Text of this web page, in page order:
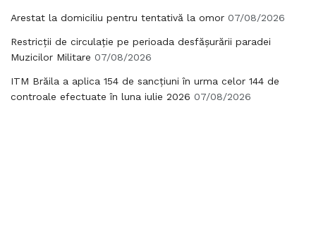
Arestat la domiciliu pentru tentativă la omor 07/08/2026
Restricții de circulație pe perioada desfășurării paradei
Muzicilor Militare 07/08/2026
ITM Brăila a aplica 154 de sancțiuni în urma celor 144 de
controale efectuate în luna iulie 2026 07/08/2026